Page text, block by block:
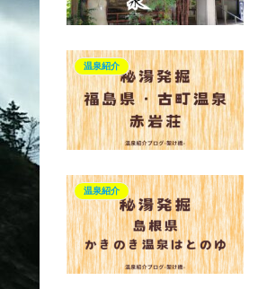
温泉紹介
温泉紹介